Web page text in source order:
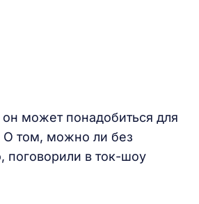
может понадобиться для
О том, можно ли без
поговорили в ток-шоу